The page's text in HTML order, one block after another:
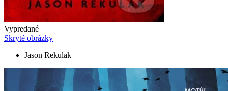
Vypredané
Skryté obrázky
Jason Rekulak